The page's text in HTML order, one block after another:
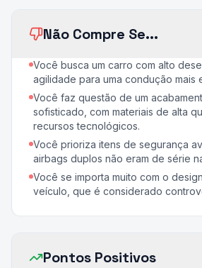
Não Compre Se...
Você busca um carro com alto
agilidade para uma condução mais
Você faz questão de um
sofisticado, com materiais de alta
recursos tecnológicos.
Você prioriza itens de segurança
airbags duplos não eram de série
Você se importa muito com o
veículo, que é considerado
Pontos Positivos